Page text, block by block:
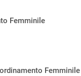
Femminile
Femminile